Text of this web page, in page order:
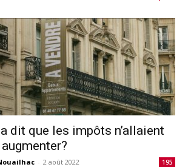
dit que les impôts n’allaient
- 2 août 2022 195